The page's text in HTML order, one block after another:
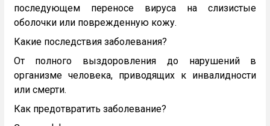
последующем переносе вируса на слизистые
оболочки или поврежденную кожу.
Какие последствия заболевания?
От полного выздоровления до нарушений в
организме человека, приводящих к инвалидности
или смерти.
Как предотвратить заболевание?